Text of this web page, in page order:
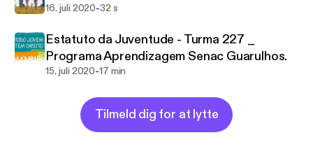
16. juli 2020-32 s
Estatuto da Juventude - Turma 227 _
Programa Aprendizagem Senac Guarulhos.
15. juli 2020-17 min
Tilmeld dig for at lytte